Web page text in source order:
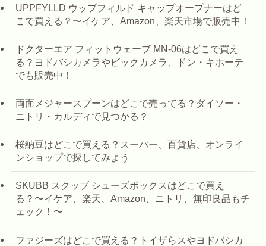
UPPFYLLD ウップフィルド キャップオープナーはど
こで買える？〜イケア、Amazon、楽天市場で販売中！
ドクターエア フィットウェーブ MN-06はどこで買え
る？ヨドバシカメラやビックカメラ、ドン・キホーテ
でも販売中！
両面メジャースプーンはどこで売ってる？ダイソー・
ニトリ・カルディで見つかる？
桜納豆はどこで買える？スーパー、百貨店、オンライ
ンショップで探してみよう
SKUBB スクッブ シューズボックスはどこで買え
る？〜イケア、楽天、Amazon、ニトリ、無印良品もチ
ェック！〜
ファジーズはどこで買える？トイザらスやヨドバシカ